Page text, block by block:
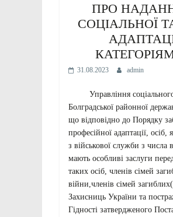
ПРО
СОЦІАЛЬНОЇ
31.08.2023 admin
Управління соціального
Болградської районної
що відповідно до Порядку
професійної адаптації, осіб,
з військової служби з числа
мають особливі заслуги
таких осіб, членів сімей
війни,членів сімей
Захисниць України та
Гідності затвердженого